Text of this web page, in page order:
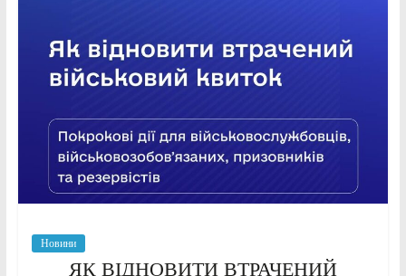
Новини
ЯК ВІДНОВИТИ ВТРАЧЕНИЙ